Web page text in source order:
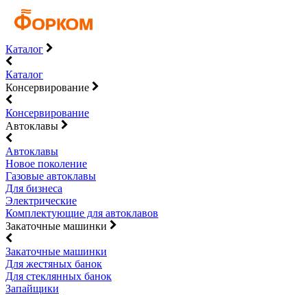
Каталог
Каталог
Консервирование
Консервирование
Автоклавы
Автоклавы
Новое поколение
Газовые автоклавы
Для бизнеса
Электрические
Комплектующие для автоклавов
Закаточные машинки
Закаточные машинки
Для жестяных банок
Для стеклянных банок
Запайщики